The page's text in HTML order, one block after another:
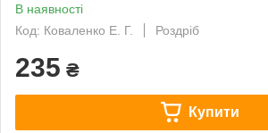
В наявності
Код: Коваленко Е. Г.
Роздріб
235 ₴
Купити